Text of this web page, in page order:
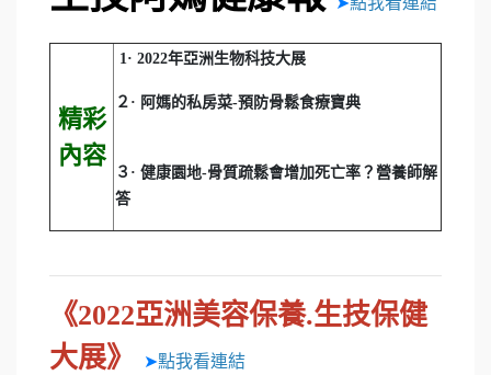
精彩
內容
1· 2022年亞洲生物科技大展
２· 阿媽的私房菜-預防骨鬆食療寶典
３· 健康園地-骨質疏鬆會增加死亡率？營養師解
答
《2022亞洲美容保養.生技保健
大展》
➤點我看連結